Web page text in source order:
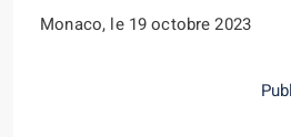
Monaco, le 19 octobre 2023